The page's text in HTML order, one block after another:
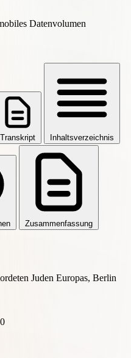
Datenvolumen
Transkript Inhaltsverzeichnis
Zusammenfassung
Juden Europas, Berlin